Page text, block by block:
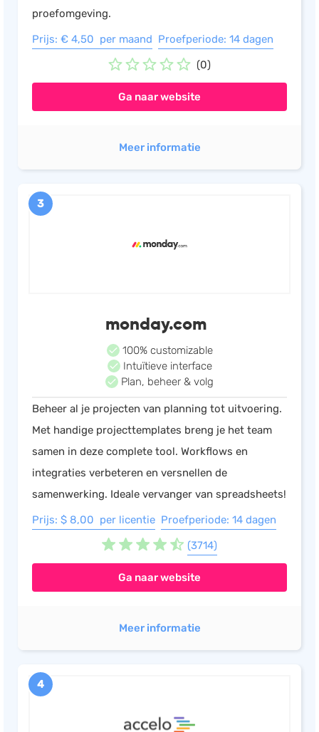
proefomgeving.
Prijs: € 4,50 per maand Proefperiode: 14 dagen
(0)
Ga naar website
Meer informatie
3
monday.com
100% customizable
Intuïtieve interface
Plan, beheer & volg
Beheer al je projecten van planning tot uitvoering.
Met handige projecttemplates breng je het team
samen in deze complete tool. Workflows en
integraties verbeteren en versnellen de
samenwerking. Ideale vervanger van spreadsheets!
Prijs: $ 8,00 per licentie Proefperiode: 14 dagen
(3714)
Ga naar website
Meer informatie
4